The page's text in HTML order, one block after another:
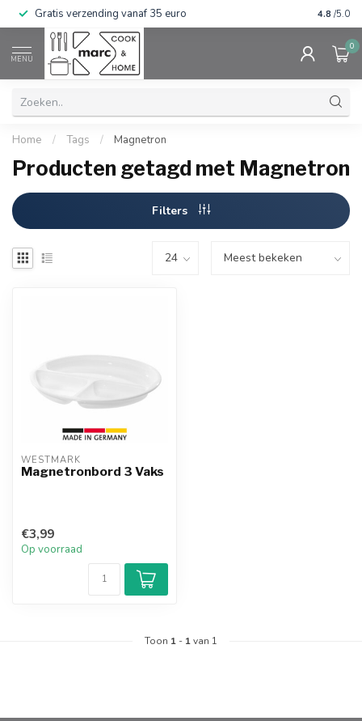
Gratis verzending vanaf 35 euro 4.8 /5.0
MENU
0
Home / Tags / Magnetron
Producten getagd met Magnetron
Filters
WESTMARK
Magnetronbord 3 Vaks
€3,99
Op voorraad
Toon 1 - 1van 1